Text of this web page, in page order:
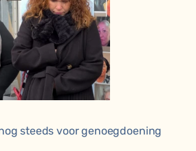
steeds voor genoegdoening